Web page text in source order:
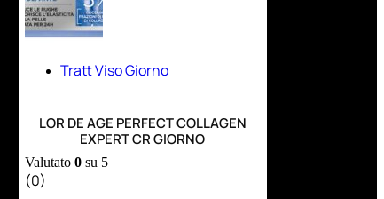
Tratt Viso Giorno
LOR DE AGE PERFECT COLLAGEN
EXPERT CR GIORNO
Valutato 0su 5
(0)